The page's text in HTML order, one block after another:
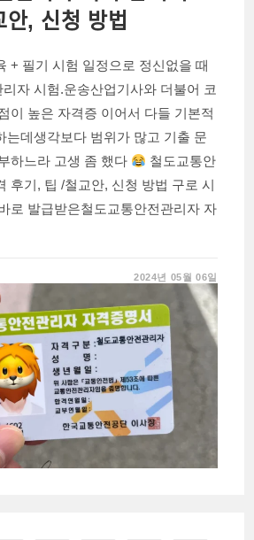
신청 방법
+ 필기 시험 일정으로 정신없을 때
자 시험.운송산업기사와 더불어 코
이 높은 자격증 이어서 다들 기본적
는데생각보다 범위가 많고 기출 문
하느라 고생 좀 했다
철도교통안
후기, 팁 /철교안, 신청 방법 구로 시
로 발급받은철도교통안전관리자 자
2024년 05월 06일